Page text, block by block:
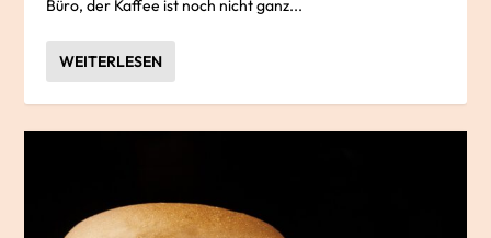
Büro, der Kaffee ist noch nicht ganz...
WEITERLESEN